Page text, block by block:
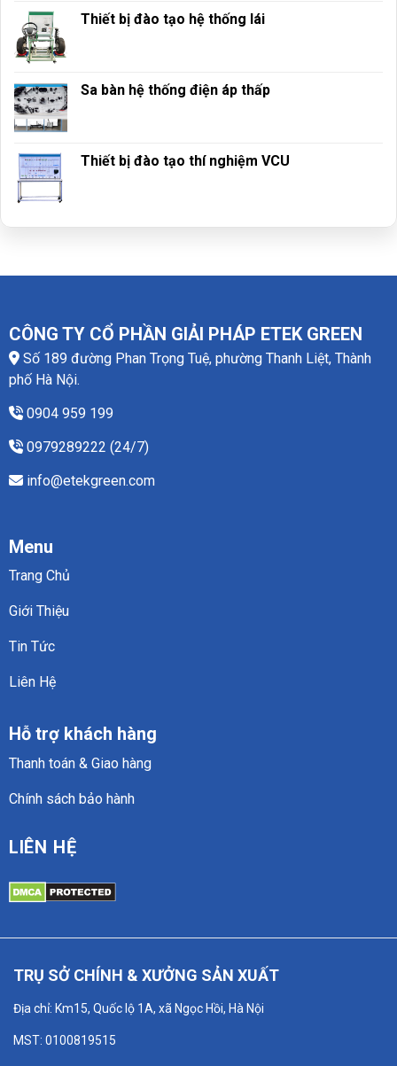
Thiết bị đào tạo hệ thống lái
Sa bàn hệ thống điện áp thấp
Thiết bị đào tạo thí nghiệm VCU
CÔNG TY CỔ PHẦN GIẢI PHÁP ETEK GREEN
Số 189 đường Phan Trọng Tuệ, phường Thanh Liệt, Thành
phố Hà Nội.
0904 959 199
0979289222 (24/7)
info@etekgreen.com
Menu
Trang Chủ
Giới Thiệu
Tin Tức
Liên Hệ
Hỗ trợ khách hàng
Thanh toán & Giao hàng
Chính sách bảo hành
LIÊN HỆ
TRỤ SỞ CHÍNH & XƯỞNG SẢN XUẤT
Địa chỉ: Km15, Quốc lộ 1A, xã Ngọc Hồi, Hà Nội
MST: 0100819515